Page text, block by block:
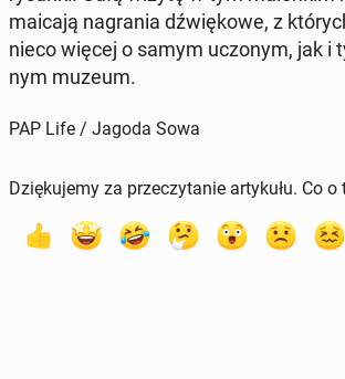
ma­ica­ją na­gra­nia dźwię­ko­we, z
nieco więcej o samym uczonym, jak i
nym muzeum.
PAP Life / Jagoda Sowa
Dziękujemy za przeczytanie artykułu. Co